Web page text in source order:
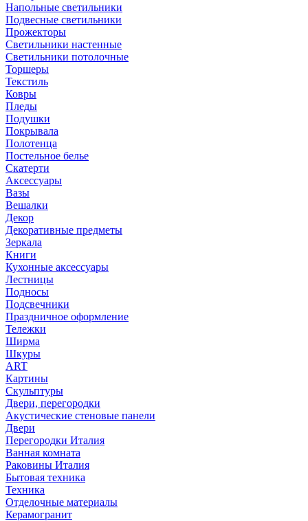
Напольные светильники
Подвесные светильники
Прожекторы
Светильники настенные
Светильники потолочные
Торшеры
Текстиль
Ковры
Пледы
Подушки
Покрывала
Полотенца
Постельное белье
Скатерти
Аксессуары
Вазы
Вешалки
Декор
Декоративные предметы
Зеркала
Книги
Кухонные аксессуары
Лестницы
Подносы
Подсвечники
Праздничное оформление
Тележки
Ширма
Шкуры
ART
Картины
Скульптуры
Двери, перегородки
Акустические стеновые панели
Двери
Перегородки Италия
Ванная комната
Раковины Италия
Бытовая техника
Техника
Отделочные материалы
Керамогранит